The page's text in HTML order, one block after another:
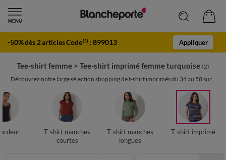
-50% dès 2 articles Code(1) :899013 Appliquer
Tee-shirt femme > Tee-shirt imprimé femme turquoise (2)
Découvrez notre large sélection shopping de t-shirt imprimés du 34 au 58 sur...
T-shirt manches
courtes
T-shirt manches
longues
T-shirt imprimé